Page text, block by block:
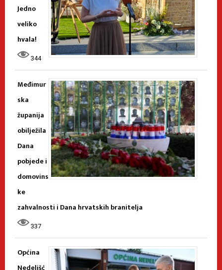
Jedno
veliko
hvala!
344
Međimur
ska
županija
obilježila
Dana
pobjede i
domovins
ke
zahvalnosti i Dana hrvatskih branitelja
337
Općina